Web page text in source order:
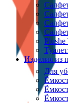
Изделия из
Для